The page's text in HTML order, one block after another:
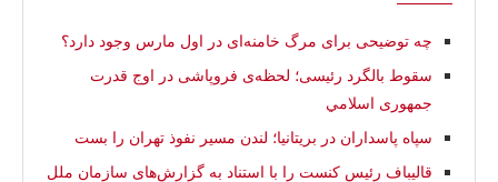
چه توضیحی برای مرگ خامنه‌ای در اول مارس وجود دارد؟
سقوط بالگرد رئیسی؛ لحظه‌ی فروپاشی در اوج قدرت
جمهوری اسلامي
سپاه پاسداران در بریتانیا؛ لندن مسیر نفوذ تهران را بست
قالیباف رئيس کنست را با استناد به گزارش‌های سازمان ملل